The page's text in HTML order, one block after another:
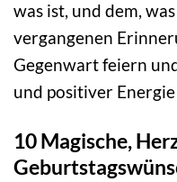
was ist, und dem,
vergangenen
Gegenwart feiern
und positiver
10 Magische,